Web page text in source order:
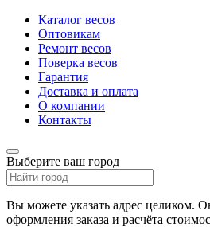
Каталог весов
Оптовикам
Ремонт весов
Поверка весов
Гарантия
Доставка и оплата
О компании
Контакты
Выберите ваш город
Вы можете указать адрес целиком.
оформления заказа и расчёта